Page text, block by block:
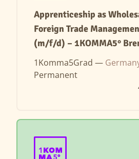
Apprenticeship as
Foreign Trade
(m/f/d) – 1KOMMA5°
1Komma5Grad —
Permanent